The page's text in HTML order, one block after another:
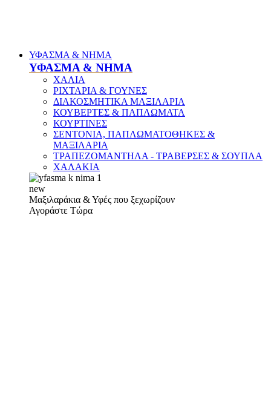
ΥΦΑΣΜΑ & ΝΗΜΑ
ΥΦΑΣΜΑ & ΝΗΜΑ
ΧΑΛΙΑ
ΡΙΧΤΑΡΙΑ & ΓΟΥΝΕΣ
ΔΙΑΚΟΣΜΗΤΙΚΑ ΜΑΞΙΛΑΡΙΑ
ΚΟΥΒΕΡΤΕΣ & ΠΑΠΛΩΜΑΤΑ
ΚΟΥΡΤΙΝΕΣ
ΣΕΝΤΟΝΙΑ, ΠΑΠΛΩΜΑΤΟΘΗΚΕΣ &
ΜΑΞΙΛΑΡΙΑ
ΤΡΑΠΕΖΟΜΑΝΤΗΛΑ - ΤΡΑΒΕΡΣΕΣ & ΣΟΥΠΛΑ
ΧΑΛΑΚΙΑ
new
Μαξιλαράκια & Υφές που ξεχωρίζουν
Αγοράστε Τώρα